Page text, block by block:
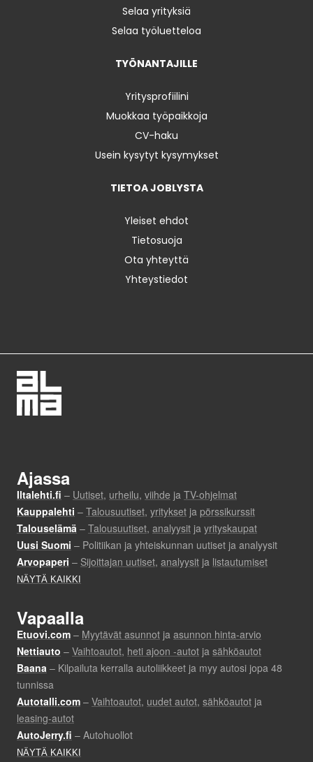
Selaa yrityksiä
Selaa työluetteloa
TYÖNANTAJILLE
Yritysprofiilini
Muokkaa työpaikkoja
CV-haku
Usein kysytyt kysymykset
TIETOA JOBLYSTA
Yleiset ehdot
Tietosuoja
Ota yhteyttä
Yhteystiedot